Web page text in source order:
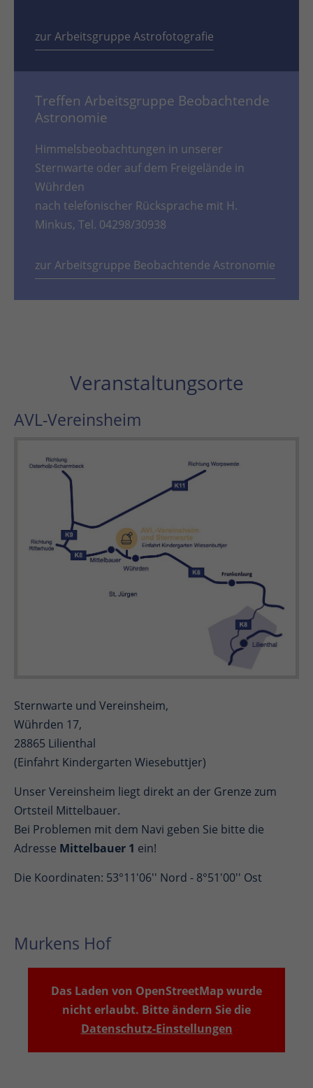
zur Arbeitsgruppe Astrofotografie
Treffen Arbeitsgruppe Beobachtende
Astronomie
Himmelsbeobachtungen in unserer
Sternwarte oder auf dem Freigelände in
Wührden
nach telefonischer Rücksprache mit H.
Minkus, Tel. 04298/30938
zur Arbeitsgruppe Beobachtende Astronomie
Veranstaltungsorte
AVL-Vereinsheim
Sternwarte und Vereinsheim,
Wührden 17,
28865 Lilienthal
(Einfahrt Kindergarten Wiesebuttjer)
Unser Vereinsheim liegt direkt an der Grenze zum
Ortsteil Mittelbauer.
Bei Problemen mit dem Navi geben Sie bitte die
Adresse Mittelbauer 1 ein!
Die Koordinaten: 53°11'06'' Nord - 8°51'00'' Ost
Murkens Hof
Das Laden von OpenStreetMap wurde
nicht erlaubt. Bitte ändern Sie die
Datenschutz-Einstellungen